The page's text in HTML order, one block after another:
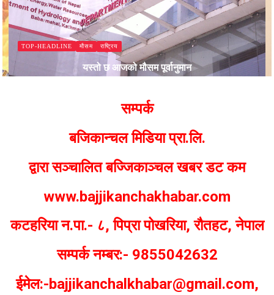
TOP-HEADLINE मौसम राष्ट्रिय
यस्तो छ आजको मौसम पूर्वानुमान
सम्पर्क
बजिकान्चल मिडिया प्रा.लि.
द्वारा सञ्चालित बज्जिकाञ्चल खबर डट कम
www.bajjikanchakhabar.com
कटहरिया न.पा.- ८, पिप्रा पोखरिया, रौतहट, नेपाल
सम्पर्क नम्बर:- 9855042632
ईमेल:-bajjikanchalkhabar@gmail.com,